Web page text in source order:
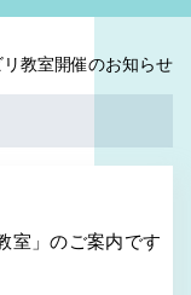
リ教室開催のお知らせ
室」のご案内です